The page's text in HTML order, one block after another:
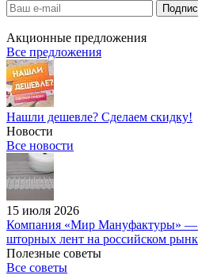
Акционные предложения
Все предложения
Нашли дешевле? Сделаем скидку!
Новости
Все новости
15 июля 2026
Компания «Мир Мануфактуры»
шторных лент на российском
Полезные советы
Все советы